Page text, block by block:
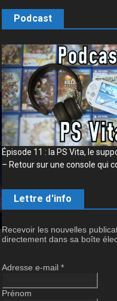
Podcast
Épisode 11 : la PS Vita, le
– Retour sur une console qui
Lettre d'info
Recevoir les nouvelles
directement dans sa boîte
Adresse e-mail *
Prénom